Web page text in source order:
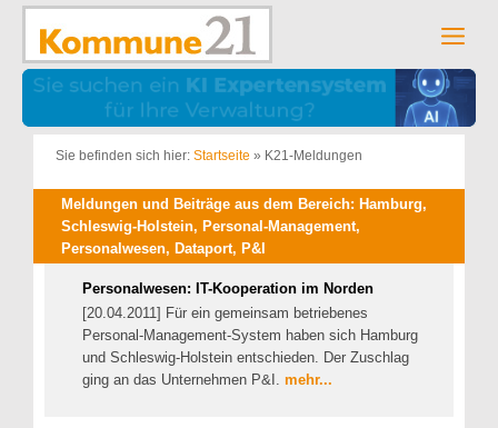
Zum
springen
Sie befinden sich hier: Startseite » K21-Meldungen
Meldungen und Beiträge aus dem Bereich: Hamburg,
Schleswig-Holstein, Personal-Management,
Personalwesen, Dataport, P&I
Personalwesen: IT-Kooperation im Norden
[20.04.2011] Für ein gemeinsam betriebenes
Personal-Management-System haben sich Hamburg
und Schleswig-Holstein entschieden. Der Zuschlag
ging an das Unternehmen P&I. mehr...